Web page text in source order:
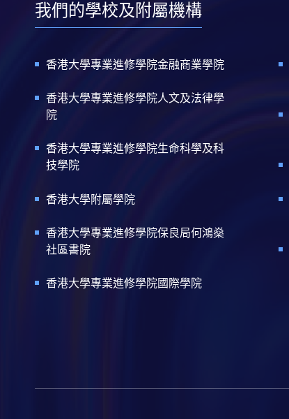
我們的學校及附屬機構
香港大學專業進修學院金融商業學院
香港大學專業進修學院人文及法律學
院
香港大學專業進修學院生命科學及科
技學院
香港大學附屬學院
香港大學專業進修學院保良局何鴻燊
社區書院
香港大學專業進修學院國際學院